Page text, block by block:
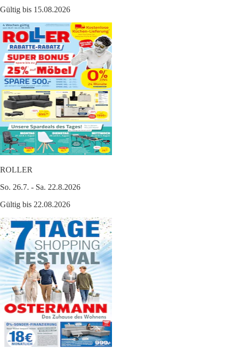
Gültig bis 15.08.2026
ROLLER
So. 26.7. - Sa. 22.8.2026
Gültig bis 22.08.2026